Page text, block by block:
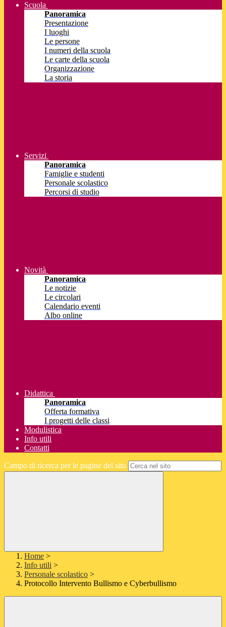
Scuola
Panoramica
Presentazione
I luoghi
Le persone
I numeri della scuola
Le carte della scuola
Organizzazione
La storia
Servizi
Panoramica
Famiglie e studenti
Personale scolastico
Percorsi di studio
Novità
Panoramica
Le notizie
Le circolari
Calendario eventi
Albo online
Didattica
Panoramica
Offerta formativa
I progetti delle classi
Modulistica
Info utili
Contatti
Campo di ricerca per le pagine del sito
Home >
Info utili >
Personale scolastico >
Protocollo Intervento Bullismo e Cyberbullismo